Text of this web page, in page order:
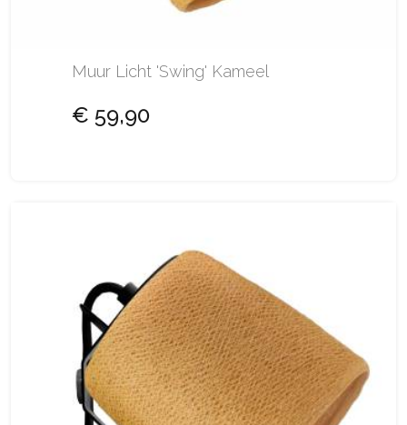
Muur Licht 'Swing' Kameel
€ 59,90